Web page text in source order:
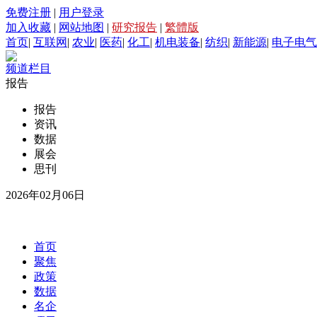
免费注册 | 用户登录
加入收藏 | 网站地图 | 研究报告 | 繁體版
首页| 互联网 | 农业| 医药| 化工| 机电装备| 纺织| 新能源| 电子电气
频道栏目
报告
报告
资讯
数据
展会
思刊
2026年02月06日
首页
聚焦
政策
数据
名企